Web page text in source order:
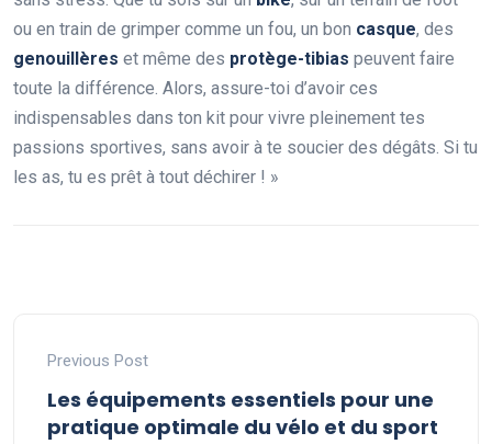
ou en train de grimper comme un fou, un bon casque, des
genouillères et même des protège-tibias peuvent faire
toute la différence. Alors, assure-toi d’avoir ces
indispensables dans ton kit pour vivre pleinement tes
passions sportives, sans avoir à te soucier des dégâts. Si tu
les as, tu es prêt à tout déchirer ! »
Previous Post
Les équipements essentiels pour une
pratique optimale du vélo et du sport